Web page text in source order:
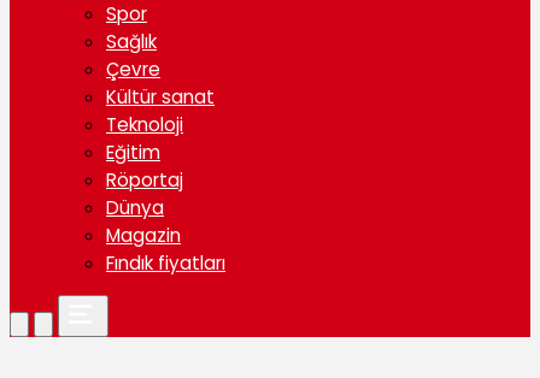
Spor
Sağlık
Çevre
Kültür sanat
Teknoloji
Eğitim
Röportaj
Dünya
Magazin
Fındık fiyatları